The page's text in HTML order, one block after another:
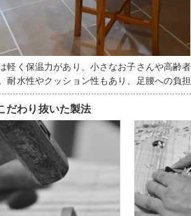
軽く保温力があり、小さなお子さんや高齢
耐水性やクッション性もあり、足腰への負担
だわり抜いた製法